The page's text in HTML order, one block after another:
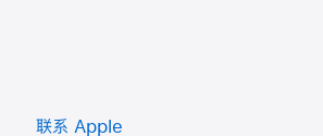
联系 Apple